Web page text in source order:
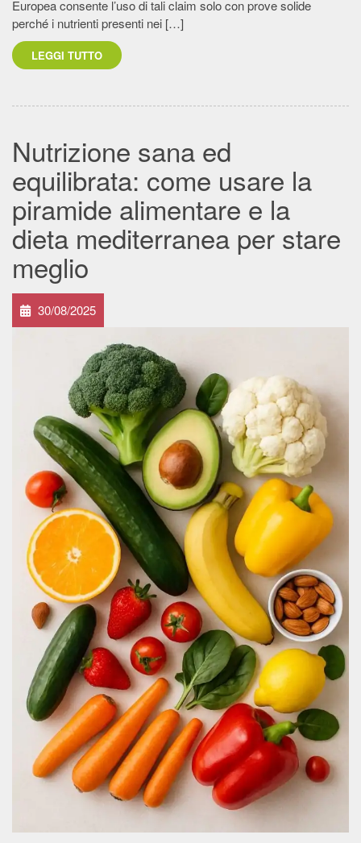
Europea consente l’uso di tali claim solo con prove solide
perché i nutrienti presenti nei […]
LEGGI TUTTO
Nutrizione sana ed
equilibrata: come usare la
piramide alimentare e la
dieta mediterranea per stare
meglio
30/08/2025